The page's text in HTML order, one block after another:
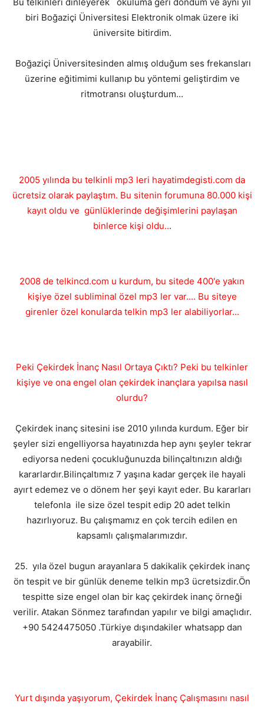
biri Boğaziçi Üniversitesi Elektronik olmak üzere iki
üniversite bitirdim.
Boğaziçi Üniversitesinden almış olduğum ses frekansları
üzerine eğitimimi kullanıp bu yöntemi geliştirdim ve
ritmotransı oluşturdum...
2005 yılında bu telkinli mp3 leri hayatimdegisti.com da
ücretsiz olarak paylaştım. Bu sitenin forumuna 80.000 kişi
kayıt oldu ve günlüklerinde değişimlerini paylaşan
binlerce kişi oldu...
2008 de telkincd.com u kurdum, bu sitede 400'e yakın
kişiye özel subliminal özel mp3 ler var.... Bu siteye
girenler özel konularda telkin mp3 ler alabiliyorlar...
Peki Çekirdek İnanç Nasıl Ortaya Çıktı? Peki bu telkinler
kişiye ve ona engel olan çekirdek inançlara yapılsa nasıl
olurdu?
Çekirdek inanç sitesini ise 2010 yılında kurdum. Eğer bir
şeyler sizi engelliyorsa hayatınızda hep aynı şeyler tekrar
ediyorsa nedeni çocukluğunuzda bilinçaltınızın aldığı
kararlardır.Bilinçaltımız 7 yaşına kadar gerçek ile hayali
ayırt edemez ve o dönem her şeyi kayıt eder. Bu kararları
telefonla ile size özel tespit edip 20 adet telkin
hazırlıyoruz. Bu çalışmamız en çok tercih edilen en
kapsamlı çalışmalarımızdır.
25. yıla özel bugun arayanlara 5 dakikalik çekirdek inanç
ön tespit ve bir günlük deneme telkin mp3 ücretsizdir.Ön
tespitte size engel olan bir kaç çekirdek inanç örneği
verilir. Atakan Sönmez tarafından yapılır ve bilgi amaçlıdır.
+90 5424475050 .Türkiye dışındakiler whatsapp dan
arayabilir.
Yurt dışında yaşıyorum, Çekirdek İnanç Çalışmasını nasıl